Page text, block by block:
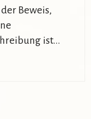
Beweis,
ist…